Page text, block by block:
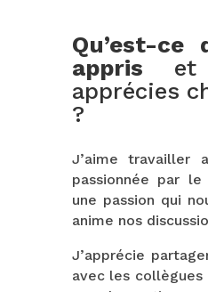
Qu’est-
appris
apprécies
?
J’aime travailler
passionnée par
une passion qui
anime nos
J’apprécie
avec les collègues